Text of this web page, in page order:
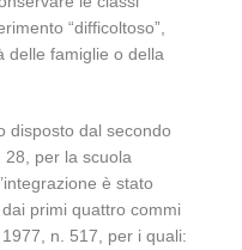
“difficoltoso”,
delle famiglie o della
disposto dal secondo
per la scuola
è stato
primi quattro commi
n. 517, per i quali: